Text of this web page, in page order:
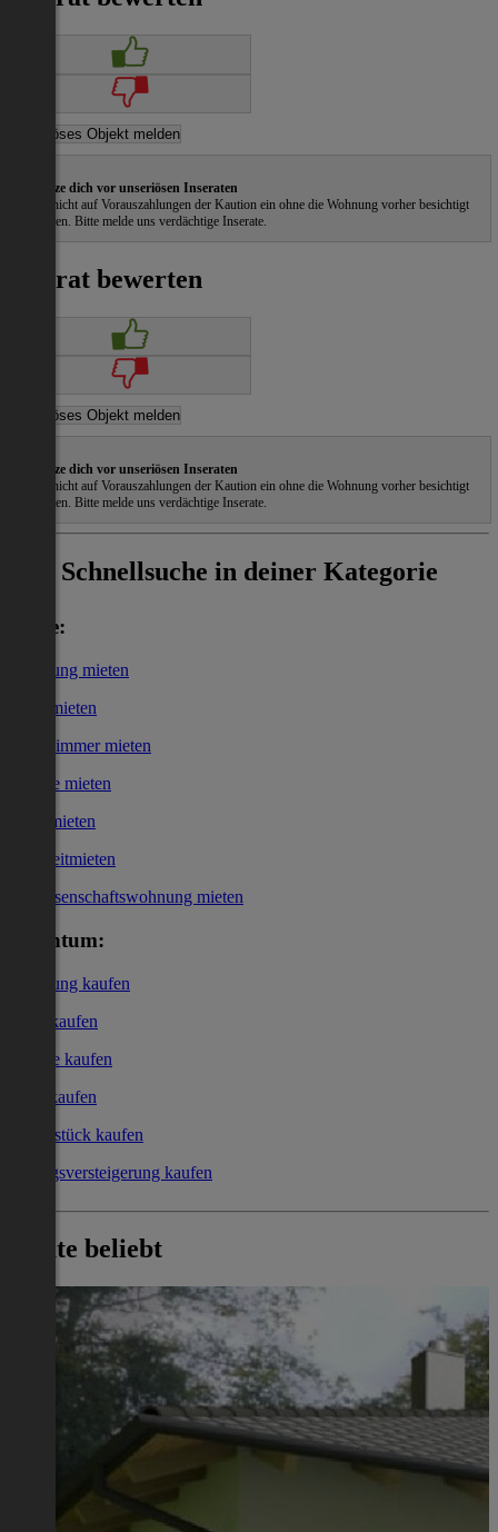
Schütze dich vor unseriösen Inseraten
Gehe nicht auf Vorauszahlungen der Kaution ein ohne die Wohnung vorher besichtigt
zu haben. Bitte melde uns verdächtige Inserate.
Inserat bewerten
Schütze dich vor unseriösen Inseraten
Gehe nicht auf Vorauszahlungen der Kaution ein ohne die Wohnung vorher besichtigt
zu haben. Bitte melde uns verdächtige Inserate.
Schnellsuche in deiner Kategorie
Miete:
Wohnung mieten
Haus mieten
WG-Zimmer mieten
Garage mieten
Büro mieten
Kurzzeitmieten
Genossenschaftswohnung mieten
Eigentum:
Wohnung kaufen
Haus kaufen
Garage kaufen
Büro kaufen
Grundstück kaufen
Zwangsversteigerung kaufen
Heute beliebt